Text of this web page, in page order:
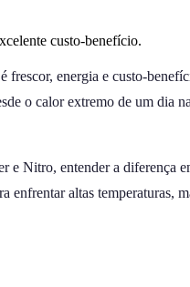
custo-benefício.
energia e custo-
o calor extremo de um dia
Nitro, entender a diferença
altas temperaturas,